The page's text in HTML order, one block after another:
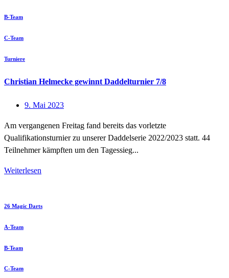
B-Team
C-Team
Turniere
Christian Helmecke gewinnt Daddelturnier 7/8
9. Mai 2023
Am vergangenen Freitag fand bereits das vorletzte
Qualifikationsturnier zu unserer Daddelserie 2022/2023 statt. 44
Teilnehmer kämpften um den Tagessieg...
Weiterlesen
26 Magic Darts
A-Team
B-Team
C-Team